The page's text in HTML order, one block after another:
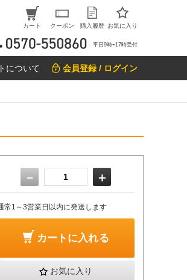
カート クーポン 購入履歴 お気に入り
平日9時ｰ17時受付
について 会員登録 / ログイン
－ ＋
常1～3営業日以内に発送します
カートに入れる
お気に入り